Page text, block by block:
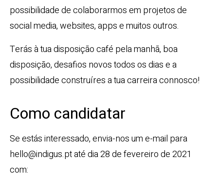
possibilidade de colaborarmos em projetos de
social media, websites, apps e muitos outros.
Terás à tua disposição café pela manhã, boa
disposição, desafios novos todos os dias e a
possibilidade construíres a tua carreira connosco!
Como candidatar
Se estás interessado, envia-nos um e-mail para
hello@indigus.ptaté dia 28 de fevereiro de 2021
com: